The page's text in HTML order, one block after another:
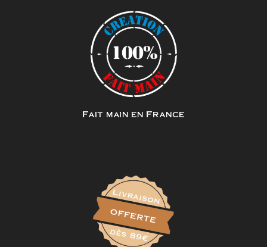
Fait main en France